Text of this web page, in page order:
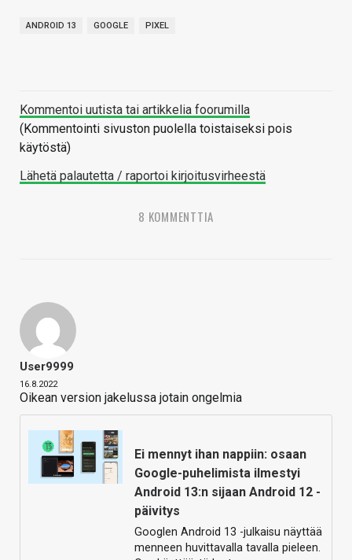
ANDROID 13 GOOGLE PIXEL
Kommentoi uutista tai artikkelia foorumilla
(Kommentointi sivuston puolella toistaiseksi pois
käytöstä)
Lähetä palautetta / raportoi kirjoitusvirheestä
8 KOMMENTTIA
User9999
16.8.2022
Oikean version jakelussa jotain ongelmia
Ei mennyt ihan nappiin: osaan
Google-puhelimista ilmestyi
Android 13:n sijaan Android 12 -
päivitys
Googlen Android 13 -julkaisu näyttää
menneen huvittavalla tavalla pieleen.